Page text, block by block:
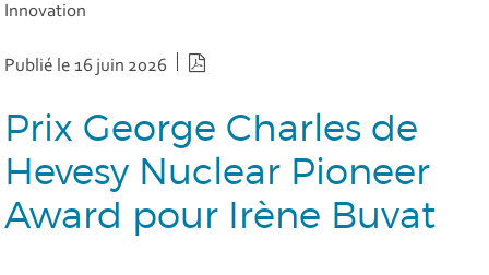
Innovation
Publié le 16 juin 2026
Prix George Charles de
Hevesy Nuclear Pioneer
Award pour Irène Buvat